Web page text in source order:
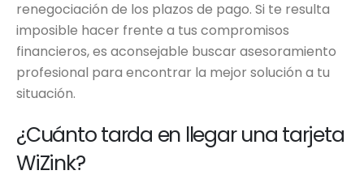
renegociación de los plazos de pago. Si te resulta
imposible hacer frente a tus compromisos
financieros, es aconsejable buscar asesoramiento
profesional para encontrar la mejor solución a tu
situación.
¿Cuánto tarda en llegar una tarjeta
WiZink?